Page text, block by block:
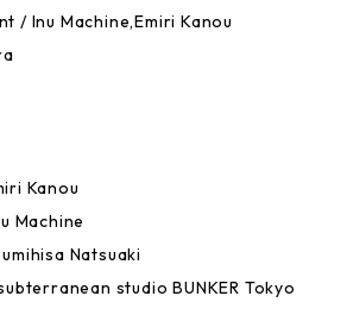
/ Inu Machine,Emiri Kanou
Kanou
Machine
Natsuaki
studio BUNKER Tokyo